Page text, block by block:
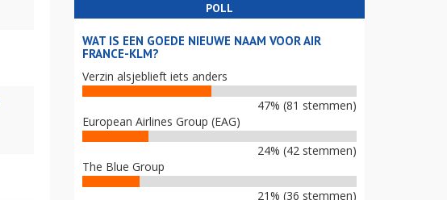
POLL
WAT IS EEN GOEDE NIEUWE NAAM VOOR AIR
FRANCE-KLM?
Verzin alsjeblieft iets anders
47% (81 stemmen)
European Airlines Group (EAG)
24% (42 stemmen)
The Blue Group
21% (36 stemmen)